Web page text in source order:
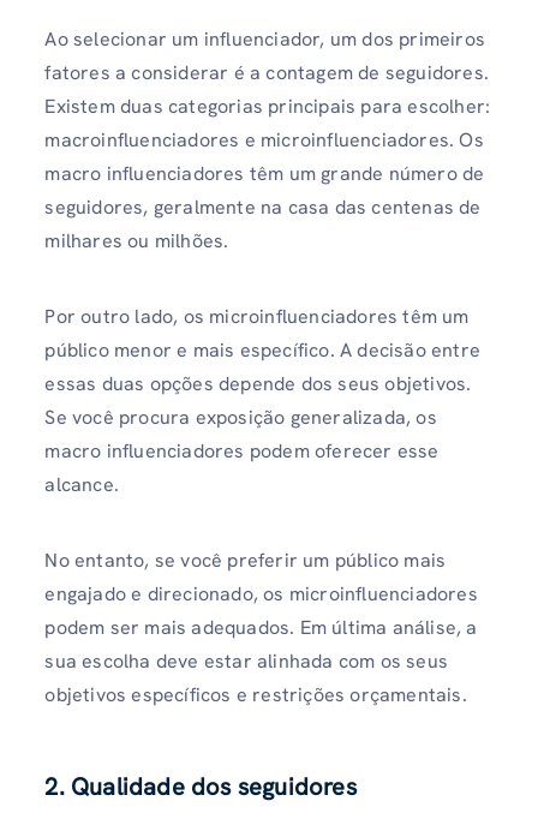
Ao selecionar um influenciador, um dos primeiros
fatores a considerar é a contagem de seguidores.
Existem duas categorias principais para escolher:
macroinfluenciadores e microinfluenciadores. Os
macro influenciadores têm um grande número de
seguidores, geralmente na casa das centenas de
milhares ou milhões.
Por outro lado, os microinfluenciadores têm um
público menor e mais específico. A decisão entre
essas duas opções depende dos seus objetivos.
Se você procura exposição generalizada, os
macro influenciadores podem oferecer esse
alcance.
No entanto, se você preferir um público mais
engajado e direcionado, os microinfluenciadores
podem ser mais adequados. Em última análise, a
sua escolha deve estar alinhada com os seus
objetivos específicos e restrições orçamentais.
2. Qualidade dos seguidores